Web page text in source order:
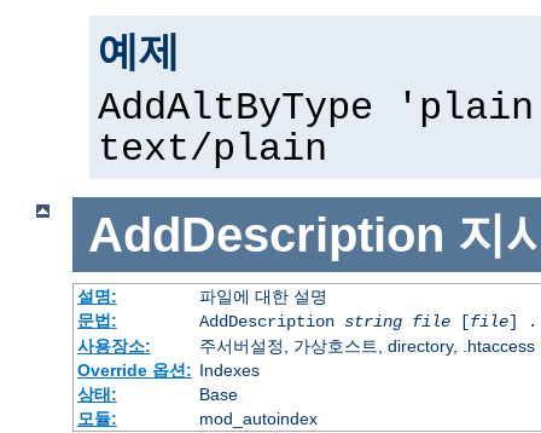
예제
AddAltByType
text/plain
AddDescription 지
설명:
파일에 대한 설명
문법:
AddDescription string file[file]
사용장소:
주서버설정, 가상호스트, directory, .htaccess
Override 옵션: Indexes
상태:
Base
모듈:
mod_autoindex